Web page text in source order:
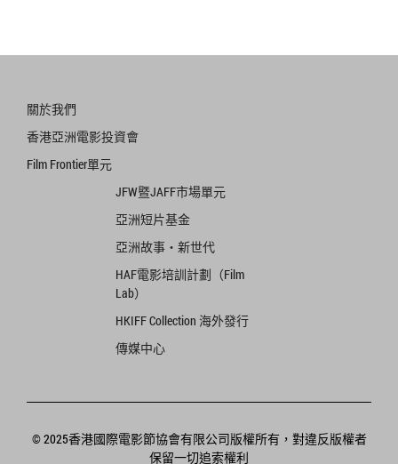
關於我們
香港亞洲電影投資會
Film Frontier單元
JFW暨JAFF市場單元
亞洲短片基金
亞洲故事‧新世代
HAF電影培訓計劃（Film
Lab）
HKIFF Collection 海外發行
傳媒中心
© 2025香港國際電影節協會有限公司版權所有，對違反版權者
保留一切追索權利